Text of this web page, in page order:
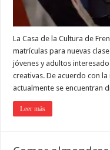
La Casa de la Cultura de
matrículas para nuevas
jóvenes y adultos
creativas. De acuerdo con
actualmente se encuentran
Leer más